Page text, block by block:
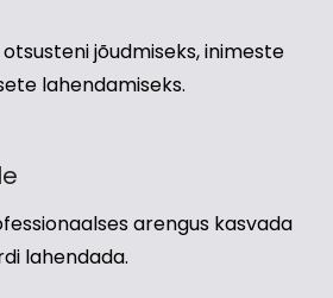
jõudmiseks, inimeste
lahendamiseks.
arengus kasvada
lahendada.